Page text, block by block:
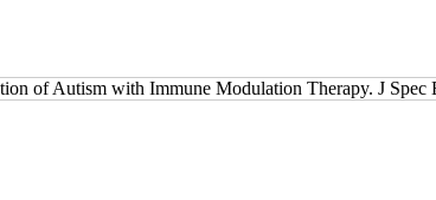
of Autism with Immune Modulation Therapy. J Spec